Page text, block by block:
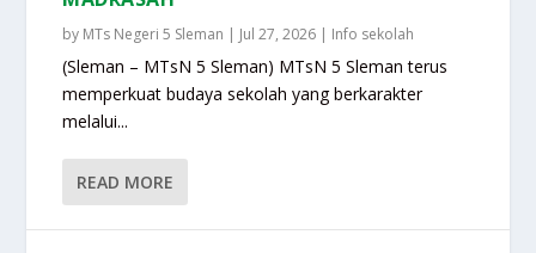
by MTs Negeri 5 Sleman | Jul 27, 2026 | Info sekolah
(Sleman – MTsN 5 Sleman) MTsN 5 Sleman terus
memperkuat budaya sekolah yang berkarakter
melalui...
READ MORE